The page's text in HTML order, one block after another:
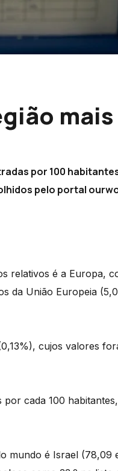
mais
por 100
pelo portal
relativos é a Europa,
da União Europeia
cujos valores
cada 100
mundo é Israel (78,09